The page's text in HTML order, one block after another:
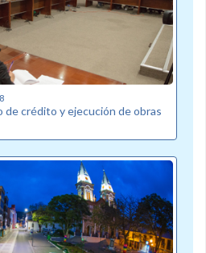
de crédito y ejecución de obras